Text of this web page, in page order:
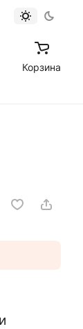
Корзина